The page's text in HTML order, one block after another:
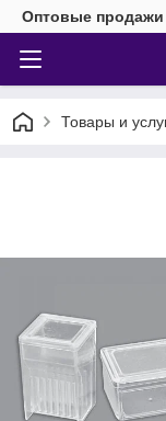
Оптовые продажи
Товары и